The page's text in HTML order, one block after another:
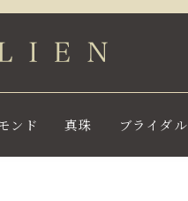
ンド 真珠 ブライダル